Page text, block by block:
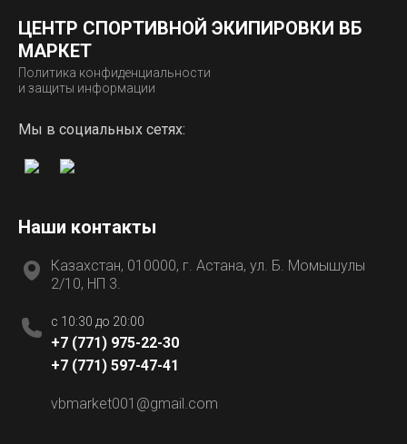
ЦЕНТР СПОРТИВНОЙ ЭКИПИРОВКИ ВБ
МАРКЕТ
Политика конфиденциальности
и защиты информации
Мы в социальных сетях:
Наши контакты
Казахстан, 010000, г. Астана, ул. Б. Момышулы
2/10, НП 3.
c 10:30 до 20:00
+7 (771) 975-22-30
+7 (771) 597-47-41
vbmarket001@gmail.com